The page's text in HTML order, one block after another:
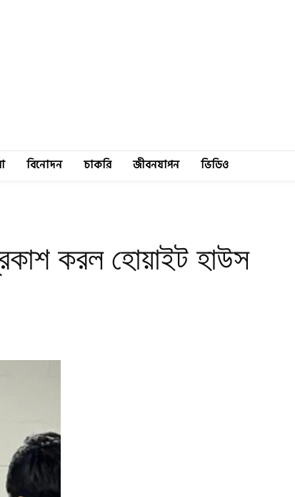
বিনোদন চাকরি জীবনযাপন ভিডিও
করল হোয়াইট হাউস